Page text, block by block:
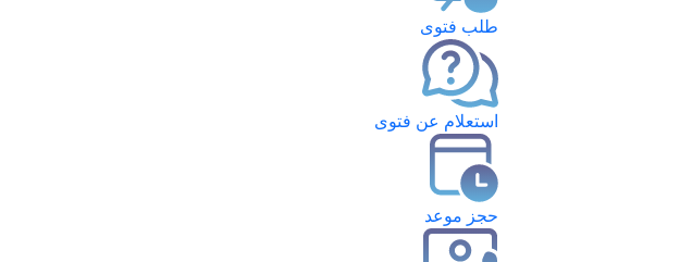
طلب فتوى
استعلام عن فتوى
حجز موعد